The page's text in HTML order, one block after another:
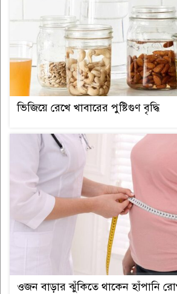
ভিজিয়ে রেখে খাবারের পুষ্টিগুণ বৃদ্ধি
ওজন বাড়ার ঝুঁকিতে থাকেন হাঁপানি